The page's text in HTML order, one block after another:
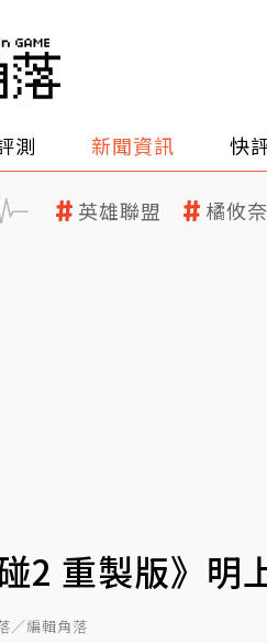
測 新聞資訊 快
英雄聯盟 橘攸奈
2 重製版》
／編輯角落